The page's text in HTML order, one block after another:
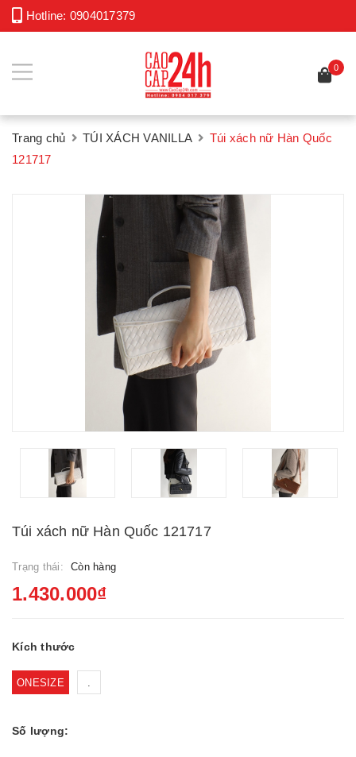
Hotline: 0904017379
0
Trang chủ TÚI XÁCH VANILLA
Túi xách nữ Hàn Quốc
121717
Túi xách nữ Hàn Quốc 121717
Trạng thái: Còn hàng
1.430.000₫
Kích thước
ONESIZE .
Số lượng: